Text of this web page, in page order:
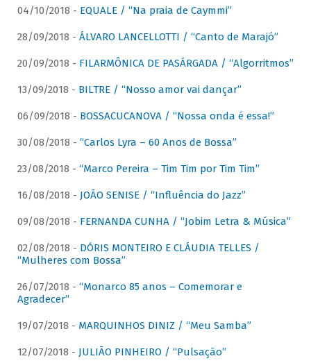
04/10/2018 - EQUALE / “Na praia de Caymmi”
28/09/2018 - ÁLVARO LANCELLOTTI / “Canto de Marajó”
20/09/2018 - FILARMÔNICA DE PASÁRGADA / “Algorritmos”
13/09/2018 - BILTRE / “Nosso amor vai dançar”
06/09/2018 - BOSSACUCANOVA / “Nossa onda é essa!”
30/08/2018 - “Carlos Lyra – 60 Anos de Bossa”
23/08/2018 - “Marco Pereira – Tim Tim por Tim Tim”
16/08/2018 - JOÃO SENISE / “Influência do Jazz”
09/08/2018 - FERNANDA CUNHA / “Jobim Letra & Música”
02/08/2018 - DÓRIS MONTEIRO E CLÁUDIA TELLES /
“Mulheres com Bossa”
26/07/2018 - “Monarco 85 anos – Comemorar e
Agradecer”
19/07/2018 - MARQUINHOS DINIZ / “Meu Samba”
12/07/2018 - JULIÃO PINHEIRO / “Pulsação”